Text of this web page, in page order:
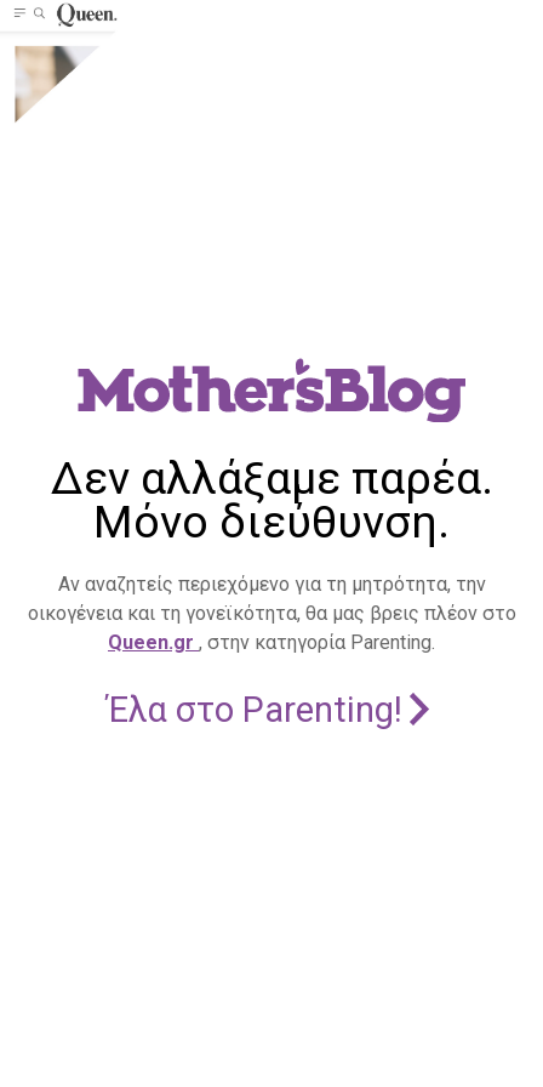
Δεν αλλάξαμε παρέα.
Μόνο διεύθυνση.
Αν αναζητείς περιεχόμενο για τη μητρότητα, την
οικογένεια και τη γονεϊκότητα, θα μας βρεις πλέον στο
Queen.gr , στην κατηγορία Parenting.
Έλα στο Parenting!